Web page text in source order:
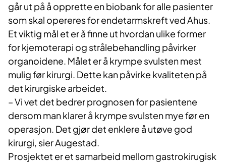
går ut på å opprette en biobank for alle pasienter
som skal opereres for endetarmskreft ved Ahus.
Et viktig mål et er å finne ut hvordan ulike former
for kjemoterapi og strålebehandling påvirker
organoidene. Målet er å krympe svulsten mest
mulig før kirurgi. Dette kan påvirke kvaliteten på
det kirurgiske arbeidet.
– Vi vet det bedrer prognosen for pasientene
dersom man klarer å krympe svulsten mye før en
operasjon. Det gjør det enklere å utøve god
kirurgi, sier Augestad.
Prosjektet er et samarbeid mellom gastrokirugisk